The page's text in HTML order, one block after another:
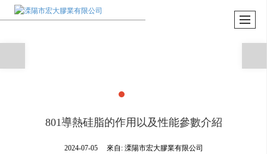
801導熱硅脂的作用以及性能參數介紹
2024-07-05 來自: 溧陽市宏大膠業有限公司